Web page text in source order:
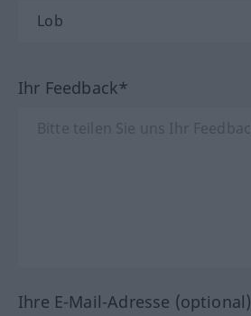
Ihr Feedback*
Ihre E-Mail-Adresse (optional)